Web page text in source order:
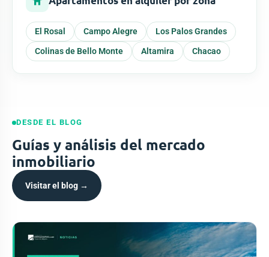
El Rosal Campo Alegre Los Palos Grandes
Colinas de Bello Monte Altamira Chacao
DESDE EL BLOG
Guías y análisis del mercado
inmobiliario
Visitar el blog →